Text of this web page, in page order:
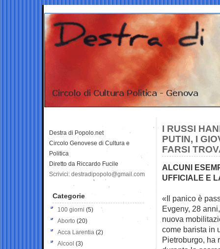
I RUSSI
PUTIN, I
FARSI
ALCUNI
UFFICIALE E
«Il panico è
Evgeny, 28
nuova
come barista in
Pietroburgo, ha
Destra di Popolo.net
Circolo Genovese di Cultura e
Politica
Diretto da Riccardo Fucile
Scrivici: destradipopolo@gmail.com
Categorie
100 giorni (5)
Aborto (20)
Acca Larentia (2)
Alcool (3)